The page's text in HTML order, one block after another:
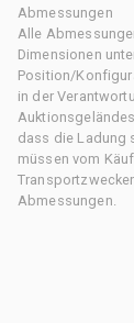
Abmessungen
Alle
Dimensionen
Position/
in der
dass die Ladung
müssen vom
Abmessungen.